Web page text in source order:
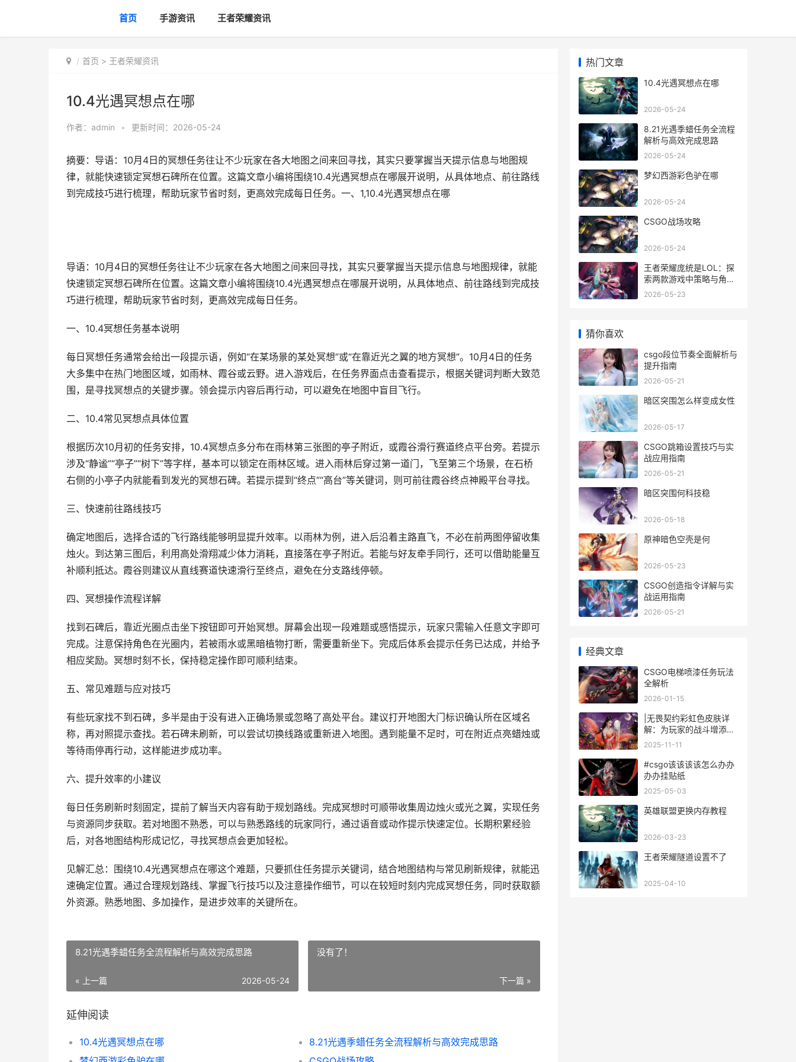
首页 手游资讯 王者荣耀资讯
首页 > 王者荣耀资讯
10.4光遇冥想点在哪
作者： admin • 更新时间：2026-05-24
摘要：导语：10月4日的冥想任务往让不少玩家在各大地图之间来回寻找，其实只要掌握当天提示信息与地图规
律，就能快速锁定冥想石碑所在位置。这篇文章小编将围绕10.4光遇冥想点在哪展开说明，从具体地点、前往路线
到完成技巧进行梳理，帮助玩家节省时刻，更高效完成每日任务。一、1,10.4光遇冥想点在哪
导语：10月4日的冥想任务往让不少玩家在各大地图之间来回寻找，其实只要掌握当天提示信息与地图规律，就能
快速锁定冥想石碑所在位置。这篇文章小编将围绕10.4光遇冥想点在哪展开说明，从具体地点、前往路线到完成技
巧进行梳理，帮助玩家节省时刻，更高效完成每日任务。
一、10.4冥想任务基本说明
每日冥想任务通常会给出一段提示语，例如“在某场景的某处冥想”或“在靠近光之翼的地方冥想”。10月4日的任务
大多集中在热门地图区域，如雨林、霞谷或云野。进入游戏后，在任务界面点击查看提示，根据关键词判断大致范
围，是寻找冥想点的关键步骤。领会提示内容后再行动，可以避免在地图中盲目飞行。
二、10.4常见冥想点具体位置
根据历次10月初的任务安排，10.4冥想点多分布在雨林第三张图的亭子附近，或霞谷滑行赛道终点平台旁。若提示
涉及“静谧”“亭子”“树下”等字样，基本可以锁定在雨林区域。进入雨林后穿过第一道门，飞至第三个场景，在石桥
右侧的小亭子内就能看到发光的冥想石碑。若提示提到“终点”“高台”等关键词，则可前往霞谷终点神殿平台寻找。
三、快速前往路线技巧
确定地图后，选择合适的飞行路线能够明显提升效率。以雨林为例，进入后沿着主路直飞，不必在前两图停留收集
烛火。到达第三图后，利用高处滑翔减少体力消耗，直接落在亭子附近。若能与好友牵手同行，还可以借助能量互
补顺利抵达。霞谷则建议从直线赛道快速滑行至终点，避免在分支路线停顿。
四、冥想操作流程详解
找到石碑后，靠近光圈点击坐下按钮即可开始冥想。屏幕会出现一段难题或感悟提示，玩家只需输入任意文字即可
完成。注意保持角色在光圈内，若被雨水或黑暗植物打断，需要重新坐下。完成后体系会提示任务已达成，并给予
相应奖励。冥想时刻不长，保持稳定操作即可顺利结束。
五、常见难题与应对技巧
有些玩家找不到石碑，多半是由于没有进入正确场景或忽略了高处平台。建议打开地图大门标识确认所在区域名
称，再对照提示查找。若石碑未刷新，可以尝试切换线路或重新进入地图。遇到能量不足时，可在附近点亮蜡烛或
等待雨停再行动，这样能进步成功率。
六、提升效率的小建议
每日任务刷新时刻固定，提前了解当天内容有助于规划路线。完成冥想时可顺带收集周边烛火或光之翼，实现任务
与资源同步获取。若对地图不熟悉，可以与熟悉路线的玩家同行，通过语音或动作提示快速定位。长期积累经验
后，对各地图结构形成记忆，寻找冥想点会更加轻松。
见解汇总：围绕10.4光遇冥想点在哪这个难题，只要抓住任务提示关键词，结合地图结构与常见刷新规律，就能迅
速确定位置。通过合理规划路线、掌握飞行技巧以及注意操作细节，可以在较短时刻内完成冥想任务，同时获取额
外资源。熟悉地图、多加操作，是进步效率的关键所在。
8.21光遇季蜡任务全流程解析与高效完成思路
« 上一篇 2026-05-24
没有了！
下一篇 »
延伸阅读
10.4光遇冥想点在哪
8.21光遇季蜡任务全流程解析与高效完成思路
热门文章
10.4光遇冥想点在哪
2026-05-24
8.21光遇季蜡任务全流程
解析与高效完成思路
2026-05-24
梦幻西游彩色驴在哪
2026-05-24
CSGO战场攻略
2026-05-24
王者荣耀庞统是LOL：探
索两款游戏中策略与角色
的跨界关系
2026-05-23
猜你喜欢
csgo段位节奏全面解析与
提升指南
2026-05-21
暗区突围怎么样变成女性
2026-05-17
CSGO跳箱设置技巧与实
战应用指南
2026-05-21
暗区突围何科技稳
2026-05-18
原神暗色空壳是何
2026-05-23
CSGO创造指令详解与实
战运用指南
2026-05-21
经典文章
CSGO电梯喷漆任务玩法
全解析
2026-01-15
|无畏契约彩虹色皮肤详
解：为玩家的战斗增添色
彩与特点|
2025-11-11
#csgo该该该该怎么办办
办办挂贴纸
2025-05-03
英雄联盟更换内存教程
2026-03-23
王者荣耀隧道设置不了
2025-04-10